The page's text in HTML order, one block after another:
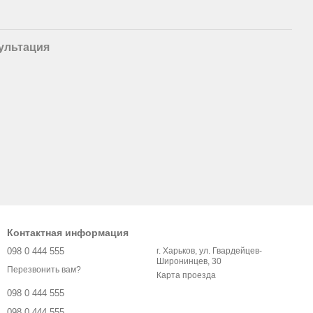
Контактная информация
098 0 444 555
Перезвонить вам?
098 0 444 555
г. Харьков, ул. Гвардейцев-
Широнинцев, 30
Карта проезда